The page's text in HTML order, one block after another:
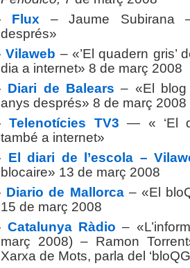
Flux – Jaume Subirana
després»
Vilaweb – «’El quadern gris’
dia a internet» 8 de març 2008
Diari de Balears – «El
anys després» 8 de març 2008
Telenotícies TV3 — « ‘El
també a internet»
El diari de l’escola –
blocaire» 13 de març 2008
Diario de Mallorca– «El
15 de març 2008
Catalunya Ràdio –
març 2008) – Ramon
Xarxa de Mots, parla del